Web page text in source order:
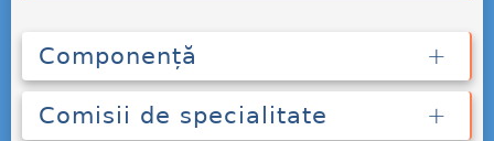
Componență
Comisii de specialitate